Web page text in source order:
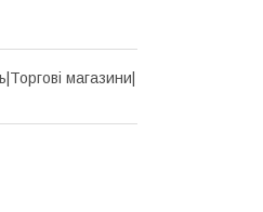
магазини|